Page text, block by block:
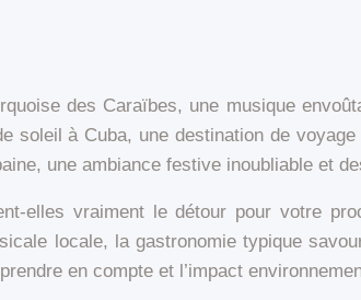
des Caraïbes, une musique
soleil à Cuba, une destination de
une ambiance festive inoubliable et
elles vraiment le détour pour votre
locale, la gastronomie typique
en compte et l’impact